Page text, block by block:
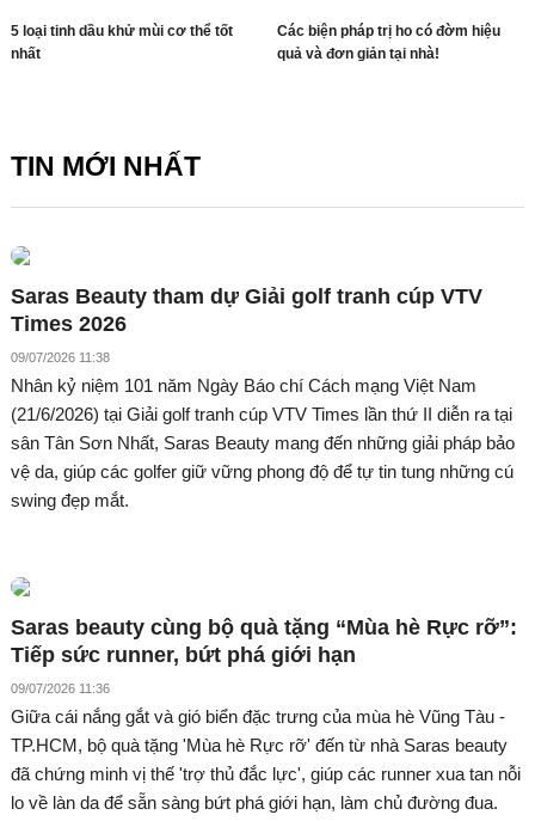
5 loại tinh dầu khử mùi cơ thể tốt
nhất
Các biện pháp trị ho có đờm hiệu
quả và đơn giản tại nhà!
TIN MỚI NHẤT
Saras Beauty tham dự Giải golf tranh cúp VTV
Times 2026
09/07/2026 11:38
Nhân kỷ niệm 101 năm Ngày Báo chí Cách mạng Việt Nam
(21/6/2026) tại Giải golf tranh cúp VTV Times lần thứ II diễn ra tại
sân Tân Sơn Nhất, Saras Beauty mang đến những giải pháp bảo
vệ da, giúp các golfer giữ vững phong độ để tự tin tung những cú
swing đẹp mắt.
Saras beauty cùng bộ quà tặng “Mùa hè Rực rỡ”:
Tiếp sức runner, bứt phá giới hạn
09/07/2026 11:36
Giữa cái nắng gắt và gió biển đặc trưng của mùa hè Vũng Tàu -
TP.HCM, bộ quà tặng 'Mùa hè Rực rỡ' đến từ nhà Saras beauty
đã chứng minh vị thế 'trợ thủ đắc lực', giúp các runner xua tan nỗi
lo về làn da để sẵn sàng bứt phá giới hạn, làm chủ đường đua.